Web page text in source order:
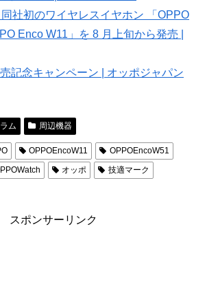
社初のワイヤレスイヤホン 「OPPO
Enco W11」を 8 月上旬から発売 |
記念キャンペーン | オッポジャパン
ム 周辺機器
OPPOEncoW11
OPPOEncoW51
オッポ
技適マーク
スポンサーリンク